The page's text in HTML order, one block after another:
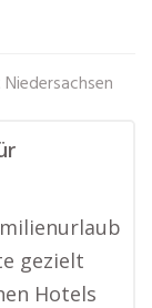
gezielt
Hotels